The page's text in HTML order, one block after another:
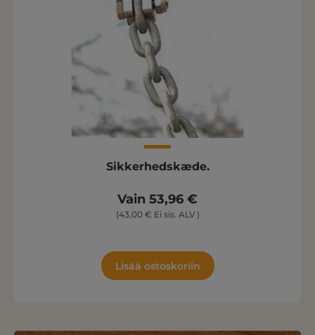
Sikkerhedskæde.
Vain 53,96 €
(43,00 € Ei sis. ALV )
Lisää ostoskoriin